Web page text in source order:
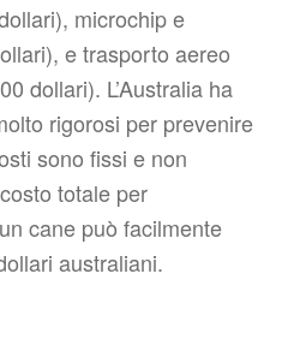
microchip e
e trasporto aereo
dollari). L’Australia ha
rigorosi per prevenire
sono fissi e non
totale per
cane può facilmente
australiani.